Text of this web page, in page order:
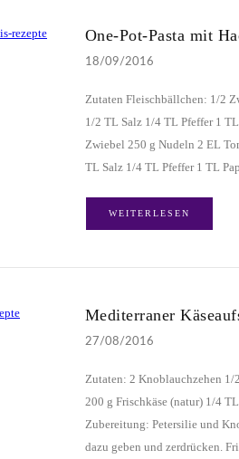
One-Pot-Pasta mit
18/09/2016
Zutaten Fleischbällchen: 1/2
1/2 TL Salz 1/4 TL Pfeffer 1
Zwiebel 250 g Nudeln 2 EL
TL Salz 1/4 TL Pfeffer 1 TL
WEITERLESEN
Mediterraner
27/08/2016
Zutaten: 2 Knoblauchzehen 1/
200 g Frischkäse (natur) 1/4
Zubereitung: Petersilie und
dazu geben und zerdrücken.